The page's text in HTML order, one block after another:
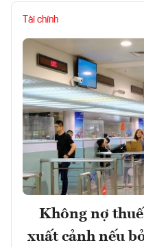
Tài chính
Không nợ thuế
xuất cảnh nếu